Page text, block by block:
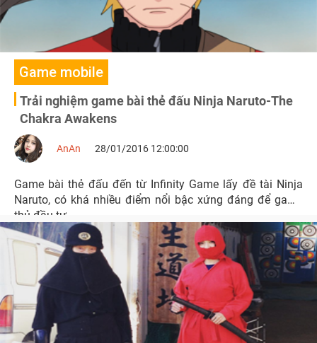
Game mobile
Trải nghiệm game bài thẻ đấu Ninja Naruto-The
Chakra Awakens
AnAn 28/01/2016 12:00:00
Game bài thẻ đấu đến từ Infinity Game lấy đề tài Ninja
Naruto, có khá nhiều điểm nổi bậc xứng đáng để game
thủ đầu tư